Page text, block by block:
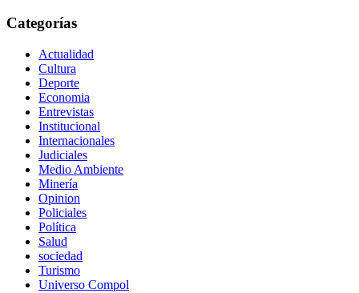
Categorías
Actualidad
Cultura
Deporte
Economia
Entrevistas
Institucional
Internacionales
Judiciales
Medio Ambiente
Minería
Opinion
Policiales
Política
Salud
sociedad
Turismo
Universo Compol